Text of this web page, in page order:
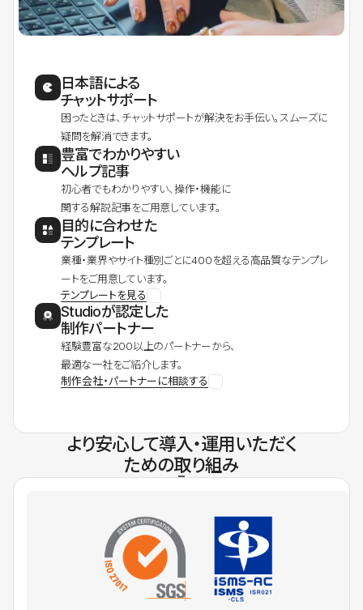
日本語による
チャットサポート
困ったときは、チャットサポートが解決をお手伝い。スムーズに
疑問を解消できます。
豊富でわかりやすい
ヘルプ記事
初心者でもわかりやすい、操作・機能に
関する解説記事をご用意しています。
目的に合わせた
テンプレート
業種・業界やサイト種別ごとに400を超える高品質なテンプレ
ートをご用意しています。
テンプレートを見る
Studioが認定した
制作パートナー
経験豊富な200以上のパートナーから、
最適な一社をご紹介します。
制作会社・パートナーに相談する
より安心して導入・運用いただく
ための取り組み